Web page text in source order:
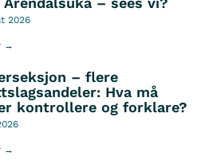
2026
→
– flere
Hva må
kontrollere og forklare?
→